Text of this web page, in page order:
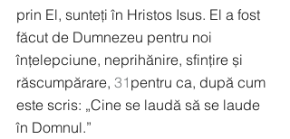
prin El, sunteți în Hristos Isus. El a fost
făcut de Dumnezeu pentru noi
înțelepciune, neprihănire, sfințire și
răscumpărare, 31 pentru ca, după cum
este scris: „Cine se laudă să se laude
în Domnul.”